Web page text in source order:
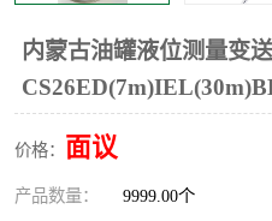
内蒙古油罐液位测量变
价格： 面议
产品数量： 9999.00个